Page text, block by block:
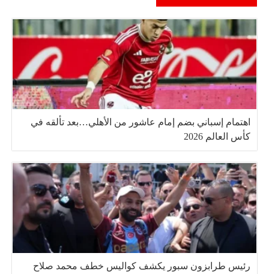
اهتمام إسباني بضم إمام عاشور من الأهلي…بعد تألقه في
كأس العالم 2026
رئيس طرابزون سبور يكشف كواليس خطف محمد صلاح